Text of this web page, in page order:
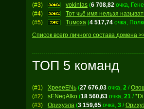
(#3) vokinlas (6 708,82 очка,
(#4)
Тот чьё имя нельзя
(#5) Tuмoxa (4 517,74 очка,
Список всего личного состава домена
ТОП 5 команд
(#1) ХреееENь (27 676,03 очка, 2 /
(#2) sENegAlko (18 560,63 очка, 21 /
(#3) Орихуэла (3 159,65 очка, 3 /